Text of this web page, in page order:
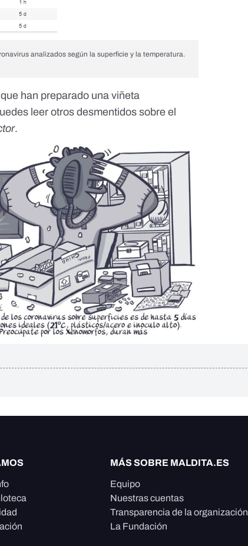
analizados según la superficie y la temperatura.
han preparado una viñeta
leer otros desmentidos sobre el
.
MÁS SOBRE MALDITA.ES
Equipo
Nuestras cuentas
Transparencia de la organización
La Fundación